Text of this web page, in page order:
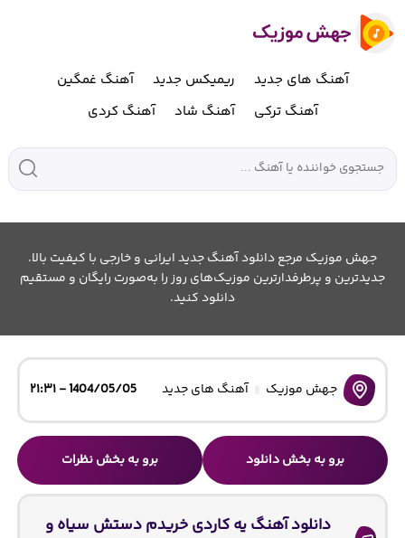
آهنگ های جدید ریمیکس جدید
آهنگ غمگین
آهنگ ترکی
آهنگ شاد آهنگ کردی
جهش موزیک مرجع دانلود آهنگ جدید ایرانی و خارجی با کیفیت بالا.
جدیدترین و پرطرفدارترین موزیک‌های روز را به‌صورت رایگان و مستقیم
دانلود کنید.
جهش موزیک آهنگ های جدید 1404/05/05 - ۲۱:۳۱
برو به بخش دانلود برو به بخش نظرات
دانلود آهنگ یه کاردی خریدم دستش سیاه و